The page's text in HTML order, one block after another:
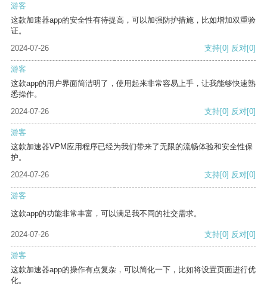
游客
这款加速器app的安全性有待提高，可以加强防护措施，比如增加双重验
证。
2024-07-26
支持[0] 反对[0]
游客
这款app的用户界面简洁明了，使用起来非常容易上手，让我能够快速熟
悉操作。
2024-07-26
支持[0] 反对[0]
游客
这款加速器VPM应用程序已经为我们带来了无限的流畅体验和安全性保
护。
2024-07-26
支持[0] 反对[0]
游客
这款app的功能非常丰富，可以满足我不同的社交需求。
2024-07-26 支持[0] 反对[0]
游客
这款加速器app的操作有点复杂，可以简化一下，比如将设置页面进行优
化。